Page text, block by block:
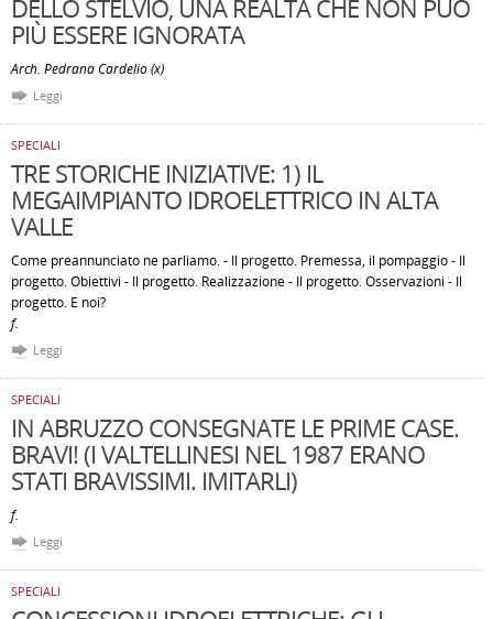
DELLO STELVIO, UNA REALTÀ CHE NON PUÒ
PIÙ ESSERE IGNORATA
Arch. Pedrana Cardelio (x)
Leggi
SPECIALI
TRE STORICHE INIZIATIVE: 1) IL
MEGAIMPIANTO IDROELETTRICO IN ALTA
VALLE
Come preannunciato ne parliamo. - Il progetto. Premessa, il pompaggio - Il
progetto. Obiettivi - Il progetto. Realizzazione - Il progetto. Osservazioni - Il
progetto. E noi?
f.
Leggi
SPECIALI
IN ABRUZZO CONSEGNATE LE PRIME CASE.
BRAVI! (I VALTELLINESI NEL 1987 ERANO
STATI BRAVISSIMI. IMITARLI)
f.
Leggi
SPECIALI